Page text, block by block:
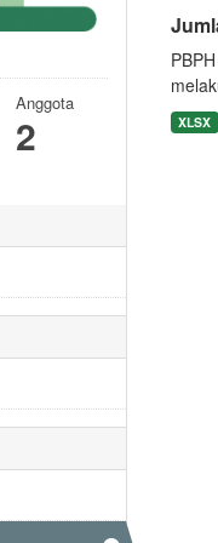
Anggota
2 XLSX